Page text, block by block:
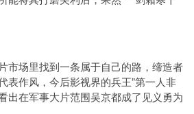
市场里找到一条属于自己的路，缔造者
表作风，今后影视界的兵王”第一人非
出在军事大片范围吴京都成了见义勇为